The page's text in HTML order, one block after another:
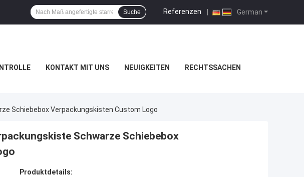
German
Referenzen |
Suche
KONTAKT MIT UNS NEUIGKEITEN RECHTSSACHEN
Schiebebox Verpackungskisten Custom Logo
Schwarze Schiebebox
Produktdetails: